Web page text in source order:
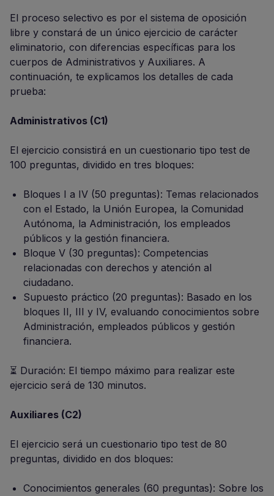
El proceso selectivo es por el sistema de oposición
libre y constará de un único ejercicio de carácter
eliminatorio, con diferencias específicas para los
cuerpos de Administrativos y Auxiliares. A
continuación, te explicamos los detalles de cada
prueba:
Administrativos (C1)
El ejercicio consistirá en un cuestionario tipo test de
100 preguntas, dividido en tres bloques:
Bloques I a IV (50 preguntas): Temas relacionados
con el Estado, la Unión Europea, la Comunidad
Autónoma, la Administración, los empleados
públicos y la gestión financiera.
Bloque V (30 preguntas): Competencias
relacionadas con derechos y atención al
ciudadano.
Supuesto práctico (20 preguntas): Basado en los
bloques II, III y IV, evaluando conocimientos sobre
Administración, empleados públicos y gestión
financiera.
⏳ Duración: El tiempo máximo para realizar este
ejercicio será de 130 minutos.
Auxiliares (C2)
El ejercicio será un cuestionario tipo test de 80
preguntas, dividido en dos bloques:
Conocimientos generales (60 preguntas): Sobre los